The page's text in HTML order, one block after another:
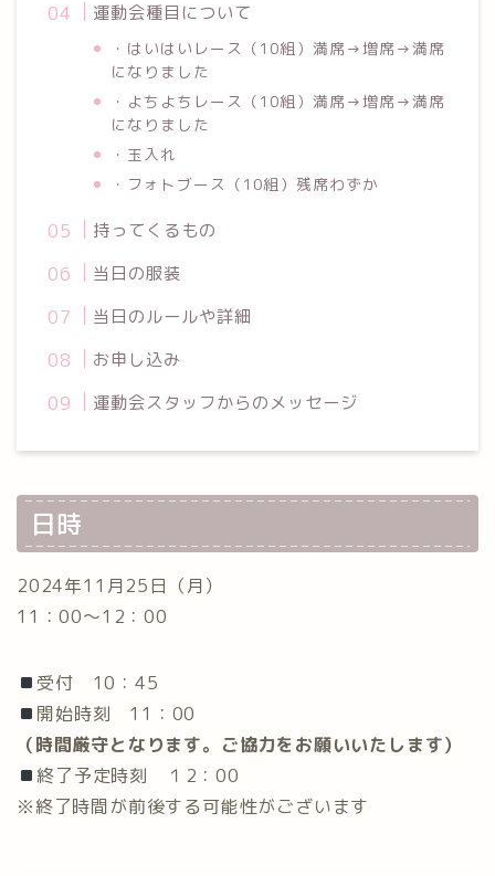
運動会種目について
・はいはいレース（10組）満席→増席→満席
になりました
・よちよちレース（10組）満席→増席→満席
になりました
・玉入れ
・フォトブース（10組）残席わずか
持ってくるもの
当日の服装
当日のルールや詳細
お申し込み
運動会スタッフからのメッセージ
日時
2024年11月25日（月）
11：00〜12：00
受付 10：45
開始時刻 11：00
（時間厳守となります。ご協力をお願いいたします）
終了予定時刻 １2：00
※終了時間が前後する可能性がございます